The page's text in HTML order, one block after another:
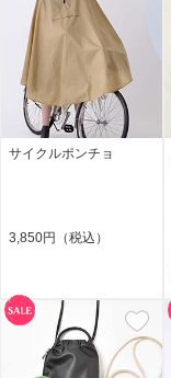
サイクルポンチョ
3,850円（税込）